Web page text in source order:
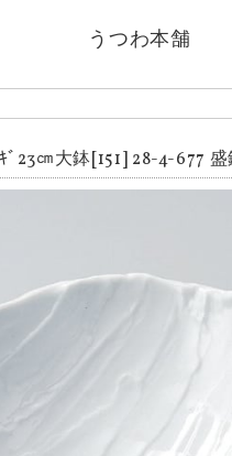
うつわ本舗
ﾞ23㎝大鉢[151] 28-4-677